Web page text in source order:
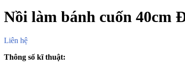
Nồi làm bánh cuốn 40cm
Liên hệ
Thông số kĩ thuật: